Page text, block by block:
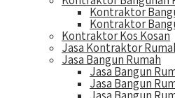
Kontraktor
Kontraktor
Kontraktor Kos Kosan
Jasa Kontraktor
Jasa Bangun Rumah
Jasa Bangun
Jasa Bangun